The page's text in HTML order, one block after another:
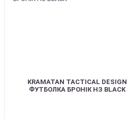
KRAMATAN TACTICAL DESIGN
ФУТБОЛКА БРОНІК НЗ BLACK